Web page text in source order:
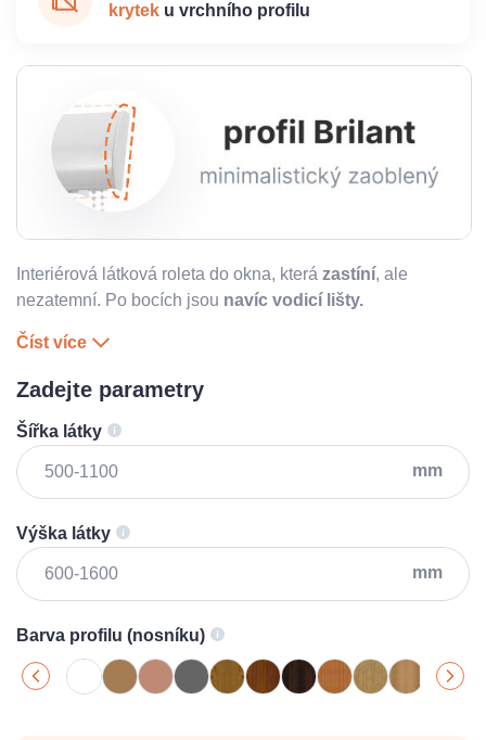
krytek u vrchního profilu
Interiérová látková roleta do okna, která zastíní, ale
nezatemní. Po bocích jsou navíc vodicí lišty.
Číst více
Zadejte parametry
Šířka látky
mm
Výška látky
mm
Barva profilu (nosníku)